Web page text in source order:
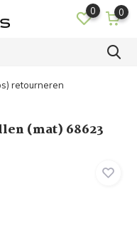
0 0
retourneren
(mat) 68623